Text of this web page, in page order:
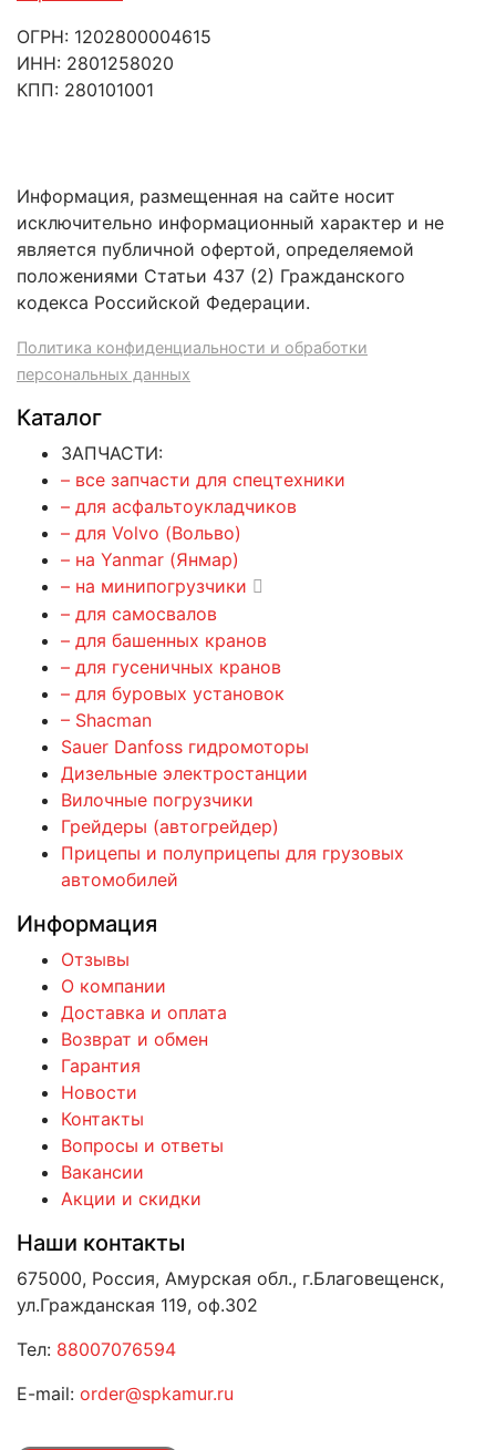
ОГРН: 1202800004615
ИНН: 2801258020
КПП: 280101001
Информация, размещенная на сайте носит
исключительно информационный характер и не
является публичной офертой, определяемой
положениями Статьи 437 (2) Гражданского
кодекса Российской Федерации.
Политика конфиденциальности и обработки
персональных данных
Каталог
ЗАПЧАСТИ:
– все запчасти для спецтехники
– для асфальтоукладчиков
– для Volvo (Вольво)
– на Yanmar (Янмар)
– на минипогрузчики
– для самосвалов
– для башенных кранов
– для гусеничных кранов
– для буровых установок
– Shacman
Sauer Danfoss гидромоторы
Дизельные электростанции
Вилочные погрузчики
Грейдеры (автогрейдер)
Прицепы и полуприцепы для грузовых
автомобилей
Информация
Отзывы
О компании
Доставка и оплата
Возврат и обмен
Гарантия
Новости
Контакты
Вопросы и ответы
Вакансии
Акции и скидки
Наши контакты
675000, Россия, Амурская обл., г.Благовещенск,
ул.Гражданская 119, оф.302
Тел: 88007076594
E-mail: order@spkamur.ru